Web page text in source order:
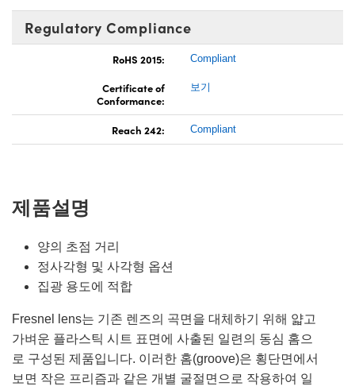
Regulatory Compliance
RoHS 2015: Compliant
Certificate of
Conformance:
보기
Reach 242: Compliant
제품설명
양의 초점 거리
정사각형 및 사각형 옵션
집광 용도에 적합
Fresnel lens는 기존 렌즈의 곡면을 대체하기 위해 얇고
가벼운 플라스틱 시트 표면에 사출된 일련의 동심 홈으
로 구성된 제품입니다. 이러한 홈(groove)은 횡단면에서
보면 작은 프리즘과 같은 개별 굴절면으로 작용하여 일